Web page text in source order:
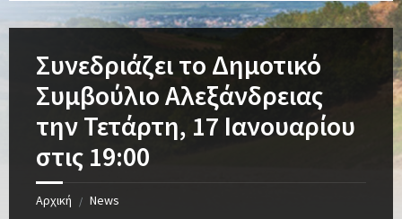
Συνεδριάζει το Δημοτικό
Συμβούλιο Αλεξάνδρειας
την Τετάρτη, 17 Ιανουαρίου
στις 19:00
Αρχική / News